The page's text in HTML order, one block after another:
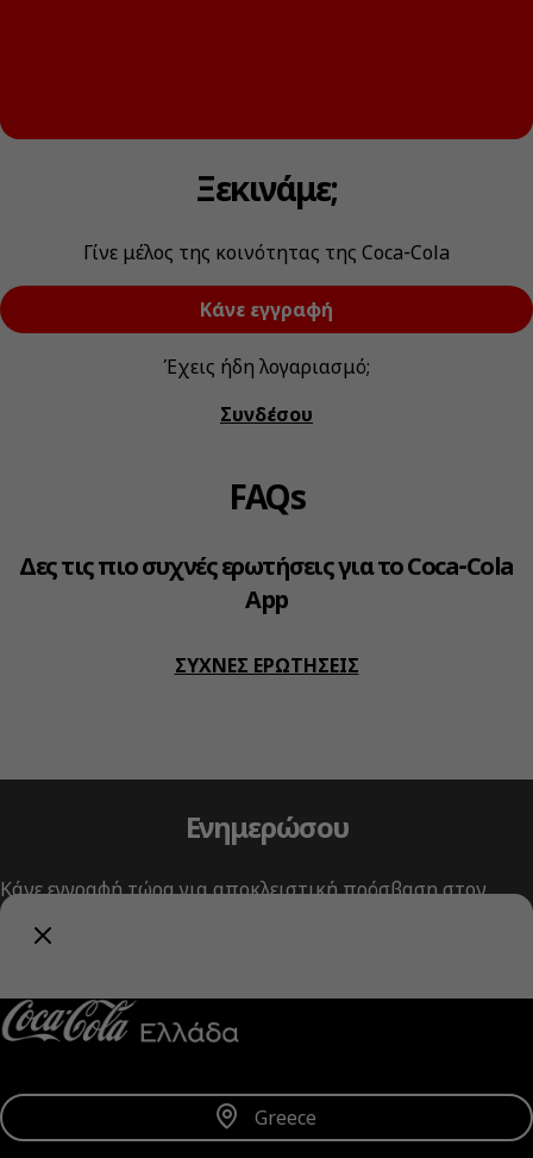
Ξεκινάμε;
Γίνε μέλος της κοινότητας της Coca‑Cola
Κάνε εγγραφή
Έχεις ήδη λογαριασμό;
Συνδέσου
FAQs
Δες τις πιο συχνές ερωτήσεις για το Coca‑Cola
App
ΣΥΧΝΕΣ ΕΡΩΤΗΣΕΙΣ
Ενημερώσου
Κάνε εγγραφή τώρα για αποκλειστική πρόσβαση στον
κόσμο της Coca‑Cola!
Greece